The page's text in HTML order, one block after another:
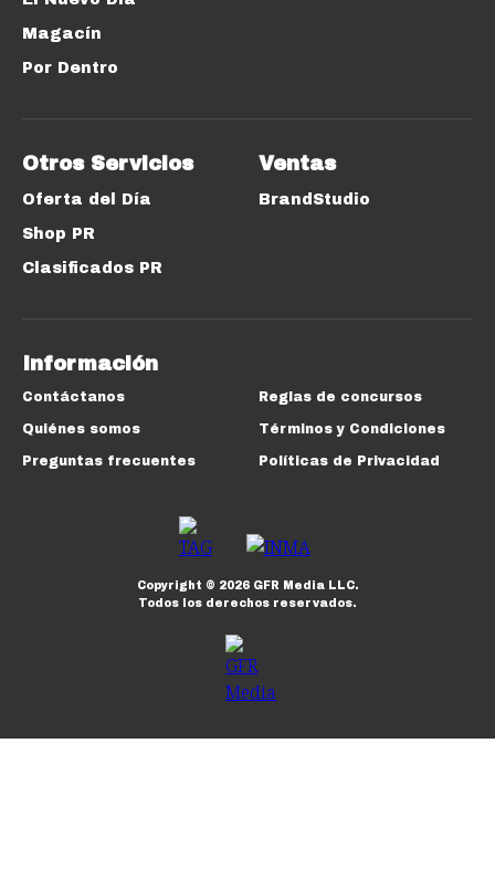
Magacín
Por Dentro
Otros Servicios
Oferta del Día
Shop PR
Clasificados PR
Ventas
BrandStudio
Información
Contáctanos
Quiénes somos
Preguntas frecuentes
Reglas de concursos
Términos y Condiciones
Políticas de Privacidad
Copyright © 2026GFR Media LLC.
Todos los derechos reservados.